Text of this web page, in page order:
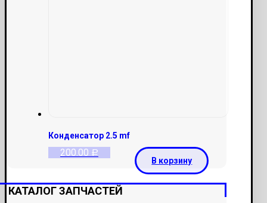
Конденсатор 2.5 mf
200.00 Р
В корзину
КАТАЛОГ ЗАПЧАСТЕЙ